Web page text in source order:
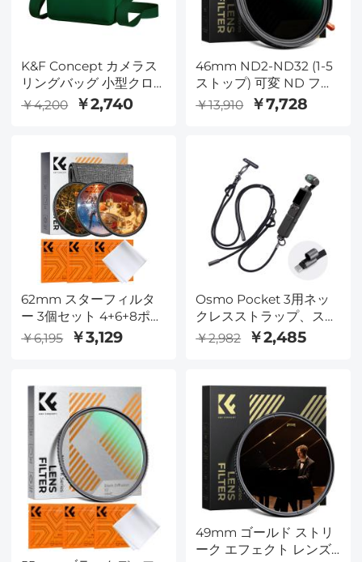
K&F Concept カメラス
リングバッグ 小型クロ
スボディカメラケース
DSLR/SLR/キュートコン
ッグ 写真家用 - スリング
バッグ5L アーバンワン
ダー 05 (グリーン)
￥4,200 ￥2,740
46mm ND2-ND32 (1-5
ストップ) 可変 ND フィ
ルターと CPL 円偏光フ
ィルター 2 in 1 カメラレ
￥13,910 ￥7,728
62mm スターフィルタ
ー 3個セット 4+6+8ポイ
ント クロススクリーン
スターバーストフィルタ
ズフィルター 18層コー
ティング クリーニング
クロス3枚付き
￥6,195 ￥3,129
Osmo Pocket 3用ネッ
クレスストラップ、スマ
ートフォン用多機能吊り
下げロープ、三重保護、
の取り付け、スマートフ
ォンとアクションカメラ
に対応、両手が自由にな
り素早く撮影開始可能、
ブラック
￥2,982 ￥2,485
49mm ゴールド ストリ
ーク エフェクト レンズ